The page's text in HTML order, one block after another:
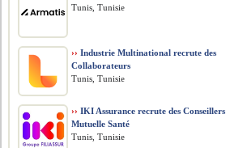
Tunis, Tunisie
›› Industrie Multinational recrute des
Collaborateurs
Tunis, Tunisie
›› IKI Assurance recrute des Conseillers
Mutuelle Santé
Tunis, Tunisie